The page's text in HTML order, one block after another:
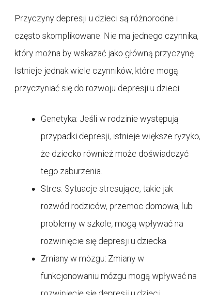
Przyczyny depresji u dzieci są różnorodne i
często skomplikowane. Nie ma jednego czynnika,
który można by wskazać jako główną przyczynę.
Istnieje jednak wiele czynników, które mogą
przyczyniać się do rozwoju depresji u dzieci:
Genetyka: Jeśli w rodzinie występują
przypadki depresji, istnieje większe ryzyko,
że dziecko również może doświadczyć
tego zaburzenia.
Stres: Sytuacje stresujące, takie jak
rozwód rodziców, przemoc domowa, lub
problemy w szkole, mogą wpływać na
rozwinięcie się depresji u dziecka.
Zmiany w mózgu: Zmiany w
funkcjonowaniu mózgu mogą wpływać na